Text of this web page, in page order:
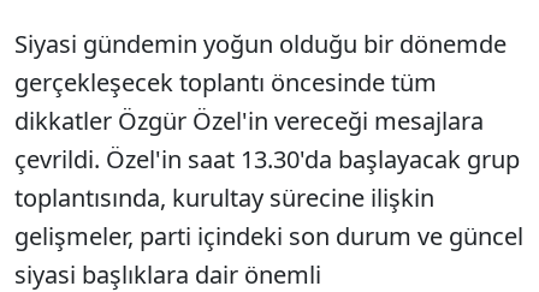
Siyasi gündemin yoğun olduğu bir dönemde
gerçekleşecek toplantı öncesinde tüm
dikkatler Özgür Özel'in vereceği mesajlara
çevrildi. Özel'in saat 13.30'da başlayacak grup
toplantısında, kurultay sürecine ilişkin
gelişmeler, parti içindeki son durum ve güncel
siyasi başlıklara dair önemli